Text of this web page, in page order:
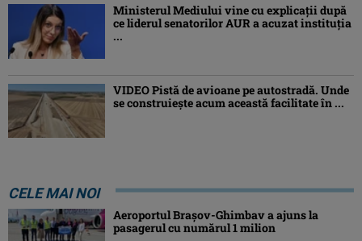
Ministerul Mediului vine cu explicații după
ce liderul senatorilor AUR a acuzat instituția
...
VIDEO Pistă de avioane pe autostradă. Unde
se construiește acum această facilitate în ...
CELE MAI NOI
Aeroportul Brașov-Ghimbav a ajuns la
pasagerul cu numărul 1 milion